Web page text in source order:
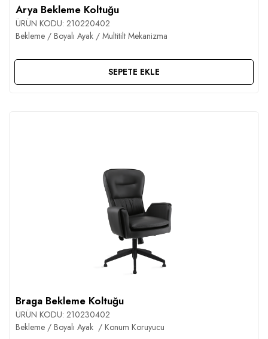
Arya Bekleme Koltuğu
ÜRÜN KODU: 210220402
Bekleme / Boyalı Ayak / Multitilt Mekanizma
SEPETE EKLE
Braga Bekleme Koltuğu
ÜRÜN KODU: 210230402
Bekleme / Boyalı Ayak / Konum Koruyucu